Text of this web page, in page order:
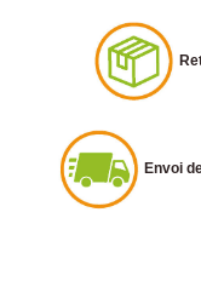
Envoi